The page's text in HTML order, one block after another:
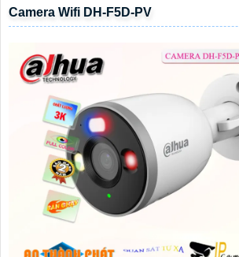
Camera Wifi DH-F5D-PV